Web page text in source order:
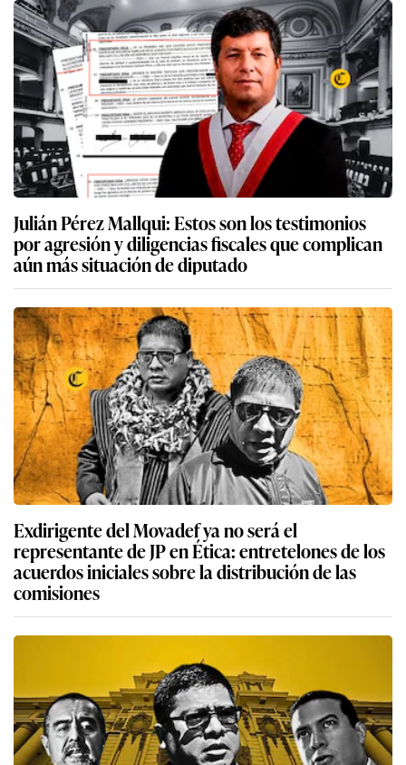
Julián Pérez Mallqui: Estos son los testimonios
por agresión y diligencias fiscales que complican
aún más situación de diputado
Exdirigente del Movadef ya no será el
representante de JP en Ética: entretelones de los
acuerdos iniciales sobre la distribución de las
comisiones